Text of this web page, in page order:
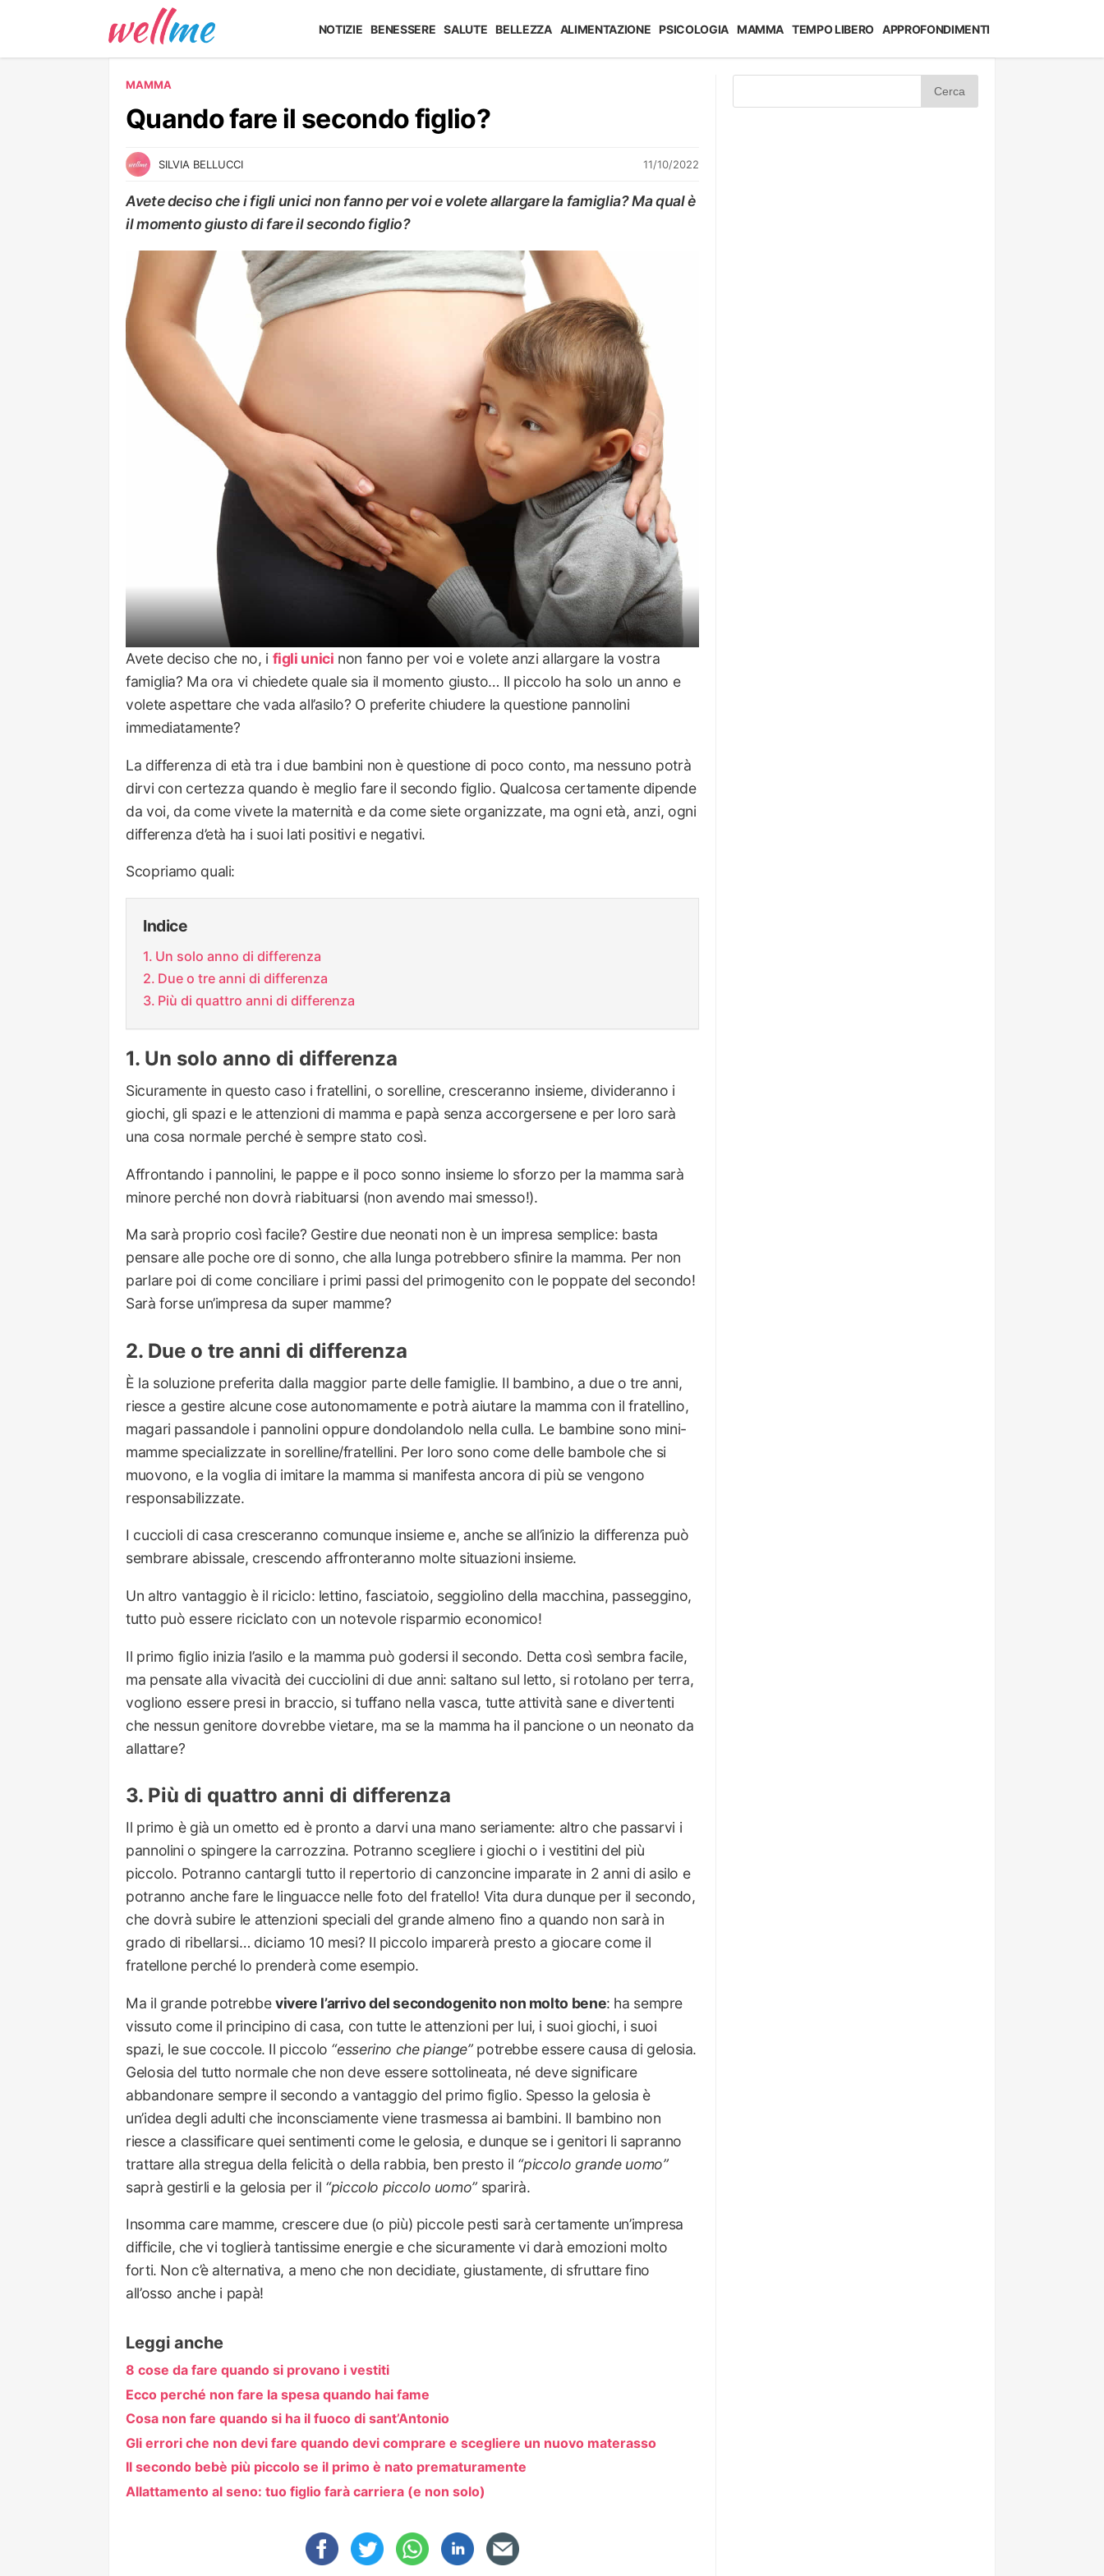
NOTIZIE BENESSERE SALUTE BELLEZZA ALIMENTAZIONE PSICOLOGIA MAMMA TEMPO LIBERO APPROFONDIMENTI
MAMMA
Quando fare il secondo figlio?
SILVIA BELLUCCI 11/10/2022
Avete deciso che i figli unici non fanno per voi e volete allargare la famiglia? Ma qual è
il momento giusto di fare il secondo figlio?
MAMMA
Avete deciso che no, i figli unici non fanno per voi e volete anzi allargare la vostra
famiglia? Ma ora vi chiedete quale sia il momento giusto… Il piccolo ha solo un anno e
volete aspettare che vada all’asilo? O preferite chiudere la questione pannolini
immediatamente?
La differenza di età tra i due bambini non è questione di poco conto, ma nessuno potrà
dirvi con certezza quando è meglio fare il secondo figlio. Qualcosa certamente dipende
da voi, da come vivete la maternità e da come siete organizzate, ma ogni età, anzi, ogni
differenza d’età ha i suoi lati positivi e negativi.
Scopriamo quali:
Indice
Un solo anno di differenza
Due o tre anni di differenza
Più di quattro anni di differenza
Un solo anno di differenza
Sicuramente in questo caso i fratellini, o sorelline, cresceranno insieme, divideranno i
giochi, gli spazi e le attenzioni di mamma e papà senza accorgersene e per loro sarà
una cosa normale perché è sempre stato così.
Affrontando i pannolini, le pappe e il poco sonno insieme lo sforzo per la mamma sarà
minore perché non dovrà riabituarsi (non avendo mai smesso!).
Ma sarà proprio così facile? Gestire due neonati non è un impresa semplice: basta
pensare alle poche ore di sonno, che alla lunga potrebbero sfinire la mamma. Per non
parlare poi di come conciliare i primi passi del primogenito con le poppate del secondo!
Sarà forse un’impresa da super mamme?
Due o tre anni di differenza
È la soluzione preferita dalla maggior parte delle famiglie. Il bambino, a due o tre anni,
riesce a gestire alcune cose autonomamente e potrà aiutare la mamma con il fratellino,
magari passandole i pannolini oppure dondolandolo nella culla. Le bambine sono mini-
mamme specializzate in sorelline/fratellini. Per loro sono come delle bambole che si
muovono, e la voglia di imitare la mamma si manifesta ancora di più se vengono
responsabilizzate.
I cuccioli di casa cresceranno comunque insieme e, anche se all’inizio la differenza può
sembrare abissale, crescendo affronteranno molte situazioni insieme.
Un altro vantaggio è il riciclo: lettino, fasciatoio, seggiolino della macchina, passeggino,
tutto può essere riciclato con un notevole risparmio economico!
Il primo figlio inizia l’asilo e la mamma può godersi il secondo. Detta così sembra facile,
ma pensate alla vivacità dei cucciolini di due anni: saltano sul letto, si rotolano per terra,
vogliono essere presi in braccio, si tuffano nella vasca, tutte attività sane e divertenti
che nessun genitore dovrebbe vietare, ma se la mamma ha il pancione o un neonato da
allattare?
Più di quattro anni di differenza
Il primo è già un ometto ed è pronto a darvi una mano seriamente: altro che passarvi i
pannolini o spingere la carrozzina. Potranno scegliere i giochi o i vestitini del più
piccolo. Potranno cantargli tutto il repertorio di canzoncine imparate in 2 anni di asilo e
potranno anche fare le linguacce nelle foto del fratello! Vita dura dunque per il secondo,
che dovrà subire le attenzioni speciali del grande almeno fino a quando non sarà in
grado di ribellarsi… diciamo 10 mesi? Il piccolo imparerà presto a giocare come il
fratellone perché lo prenderà come esempio.
Ma il grande potrebbevivere l’arrivo del secondogenito non molto bene: ha sempre
vissuto come il principino di casa, con tutte le attenzioni per lui, i suoi giochi, i suoi
spazi, le sue coccole. Il piccolo “esserino che piange”potrebbe essere causa di gelosia.
Gelosia del tutto normale che non deve essere sottolineata, né deve significare
abbandonare sempre il secondo a vantaggio del primo figlio. Spesso la gelosia è
un’idea degli adulti che inconsciamente viene trasmessa ai bambini. Il bambino non
riesce a classificare quei sentimenti come le gelosia, e dunque se i genitori li sapranno
trattare alla stregua della felicità o della rabbia, ben presto il “piccolo grande uomo”
saprà gestirli e la gelosia per il “piccolo piccolo uomo”sparirà.
Insomma care mamme, crescere due (o più) piccole pesti sarà certamente un’impresa
difficile, che vi toglierà tantissime energie e che sicuramente vi darà emozioni molto
forti. Non c’è alternativa, a meno che non decidiate, giustamente, di sfruttare fino
all’osso anche i papà!
Leggi anche
8 cose da fare quando si provano i vestiti
Ecco perché non fare la spesa quando hai fame
Cosa non fare quando si ha il fuoco di sant’Antonio
Gli errori che non devi fare quando devi comprare e scegliere un nuovo materasso
Il secondo bebè più piccolo se il primo è nato prematuramente
Allattamento al seno: tuo figlio farà carriera (e non solo)